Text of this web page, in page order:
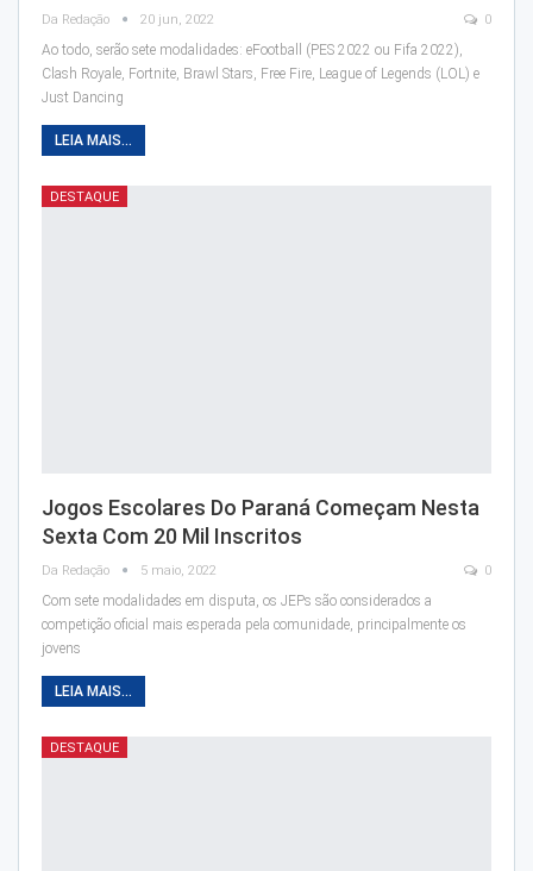
Da Redação 20 jun, 2022 0
Ao todo, serão sete modalidades: eFootball (PES 2022 ou Fifa 2022),
Clash Royale, Fortnite, Brawl Stars, Free Fire, League of Legends (LOL) e
Just Dancing
LEIA MAIS...
DESTAQUE
Jogos Escolares Do Paraná Começam Nesta
Sexta Com 20 Mil Inscritos
Da Redação 5 maio, 2022 0
Com sete modalidades em disputa, os JEPs são considerados a
competição oficial mais esperada pela comunidade, principalmente os
jovens
LEIA MAIS...
DESTAQUE